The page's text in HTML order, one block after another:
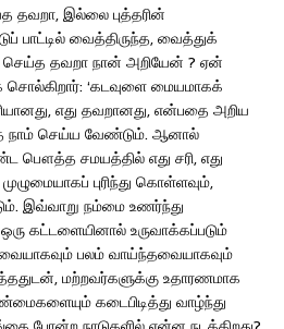
இல்லை புத்தரின்
பாட்டில் வைத்திருந்த, வைத்துக்
தவறா நான் அறியேன் ? ஏன்
சொல்கிறார்: ‘கடவுளை மையமாகக்
எது தவறானது, என்பதை அறிய
செய்ய வேண்டும். ஆனால்
சமயத்தில் எது சரி, எது
புரிந்து கொள்ளவும்,
இவ்வாறு நம்மை உணர்ந்து
கட்டளையினால் உருவாக்கப்படும்
பலம் வாய்ந்தவையாகவும்
மற்றவர்களுக்கு உதாரணமாக
கடைபிடித்து வாழ்ந்து